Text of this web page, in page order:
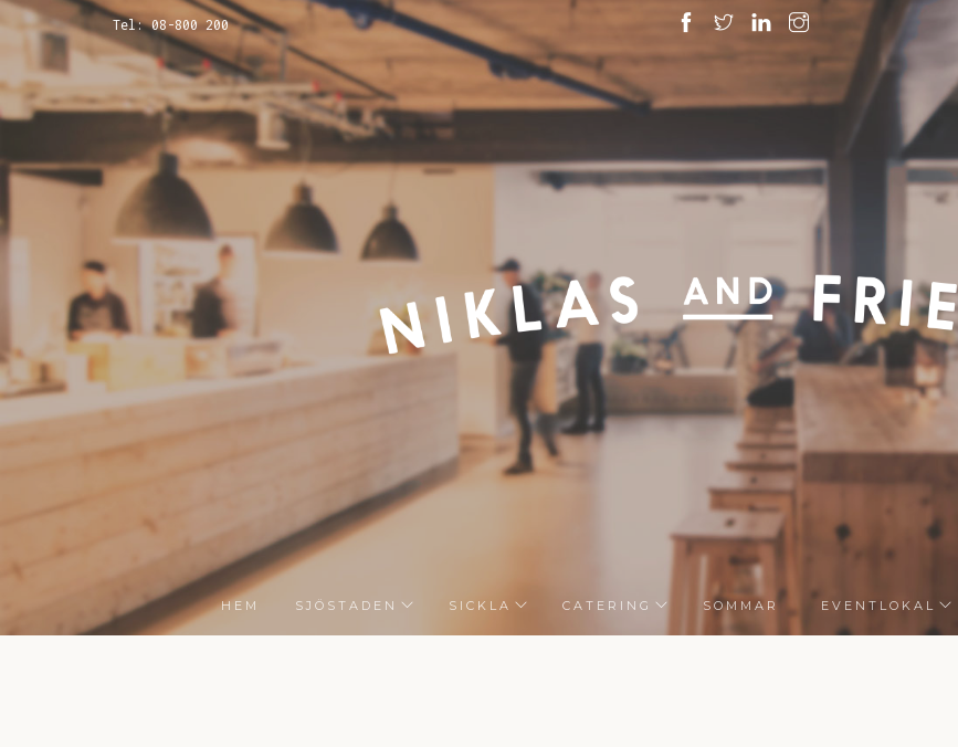
Tel: 08-800 200
HEM SJÖSTADEN SICKLA CATERING SOMMAR EVENTLOKAL